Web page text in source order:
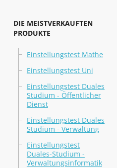
DIE MEISTVERKAUFTEN
PRODUKTE
Einstellungstest Mathe
Einstellungstest Uni
Einstellungstest Duales
Studium - Öffentlicher
Dienst
Einstellungstest Duales
Studium - Verwaltung
Einstellungstest
Duales-Studium -
Verwaltungsinformatik